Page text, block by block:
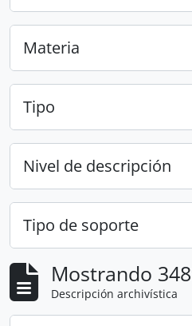
Materia
Tipo
Nivel de descripción
Tipo de soporte
Mostrando
Descripción archivística